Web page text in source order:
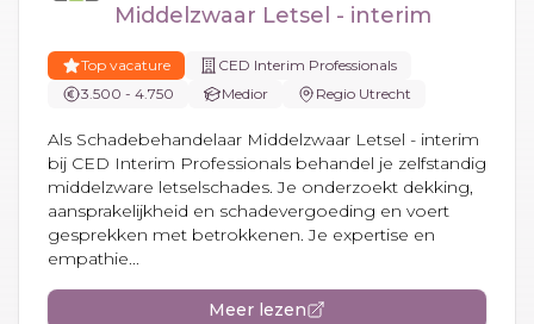
Middelzwaar Letsel - interim
Top vacature
CED Interim Professionals
3.500 - 4.750
Medior Regio Utrecht
Als Schadebehandelaar Middelzwaar Letsel - interim
bij CED Interim Professionals behandel je zelfstandig
middelzware letselschades. Je onderzoekt dekking,
aansprakelijkheid en schadevergoeding en voert
gesprekken met betrokkenen. Je expertise en
empathie...
Meer lezen